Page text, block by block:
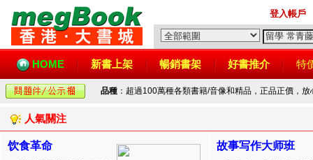
登入帳戶
HOME 新書上架 暢銷書架 好書推介 特
品種 ：超過100萬種各類書籍/音像和精品，正品正價，
人氣關注
饮食革命 故事写作大师班